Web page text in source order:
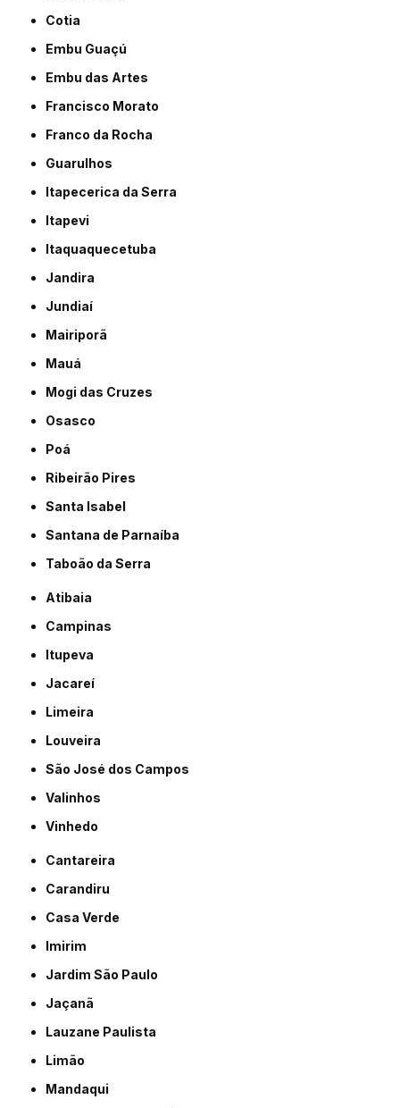
Cotia
Embu Guaçú
Embu das Artes
Francisco Morato
Franco da Rocha
Guarulhos
Itapecerica da Serra
Itapevi
Itaquaquecetuba
Jandira
Jundiaí
Mairiporã
Mauá
Mogi das Cruzes
Osasco
Poá
Ribeirão Pires
Santa Isabel
Santana de Parnaíba
Taboão da Serra
Atibaia
Campinas
Itupeva
Jacareí
Limeira
Louveira
São José dos Campos
Valinhos
Vinhedo
Cantareira
Carandiru
Casa Verde
Imirim
Jardim São Paulo
Jaçanã
Lauzane Paulista
Limão
Mandaqui